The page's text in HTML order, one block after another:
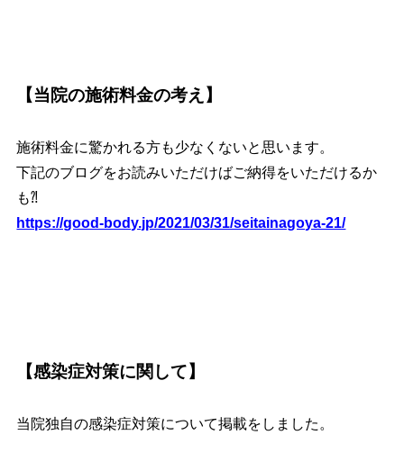
【当院の施術料金の考え】
施術料金に驚かれる方も少なくないと思います。
下記のブログをお読みいただけばご納得をいただけるか
も⁈
https://good-body.jp/2021/03/31/seitainagoya-21/
【感染症対策に関して】
当院独自の感染症対策について掲載をしました。